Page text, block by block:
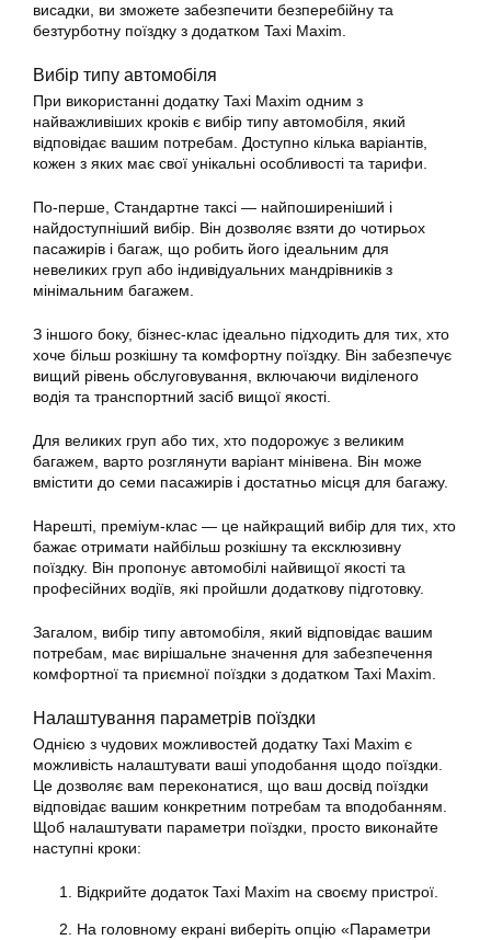
висадки, ви зможете забезпечити безперебійну та
безтурботну поїздку з додатком Taxi Maxim.
Вибір типу автомобіля
При використанні додатку Taxi Maxim одним з
найважливіших кроків є вибір типу автомобіля, який
відповідає вашим потребам. Доступно кілька варіантів,
кожен з яких має свої унікальні особливості та тарифи.
По-перше, Стандартне таксі — найпоширеніший і
найдоступніший вибір. Він дозволяє взяти до чотирьох
пасажирів і багаж, що робить його ідеальним для
невеликих груп або індивідуальних мандрівників з
мінімальним багажем.
З іншого боку, бізнес-клас ідеально підходить для тих, хто
хоче більш розкішну та комфортну поїздку. Він забезпечує
вищий рівень обслуговування, включаючи виділеного
водія та транспортний засіб вищої якості.
Для великих груп або тих, хто подорожує з великим
багажем, варто розглянути варіант мінівена. Він може
вмістити до семи пасажирів і достатньо місця для багажу.
Нарешті, преміум-клас — це найкращий вибір для тих, хто
бажає отримати найбільш розкішну та ексклюзивну
поїздку. Він пропонує автомобілі найвищої якості та
професійних водіїв, які пройшли додаткову підготовку.
Загалом, вибір типу автомобіля, який відповідає вашим
потребам, має вирішальне значення для забезпечення
комфортної та приємної поїздки з додатком Taxi Maxim.
Налаштування параметрів поїздки
Однією з чудових можливостей додатку Taxi Maxim є
можливість налаштувати ваші уподобання щодо поїздки.
Це дозволяє вам переконатися, що ваш досвід поїздки
відповідає вашим конкретним потребам та вподобанням.
Щоб налаштувати параметри поїздки, просто виконайте
наступні кроки:
Відкрийте додаток Taxi Maxim на своєму пристрої.
На головному екрані виберіть опцію «Параметри